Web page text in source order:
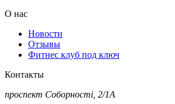
О нас
Новости
Отзывы
Фитнес клуб под ключ
Контакты
проспект Соборності, 2/1А